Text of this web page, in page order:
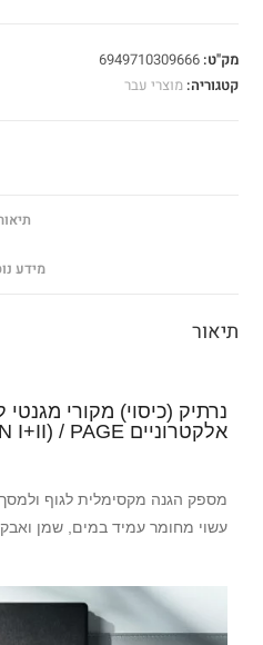
מק"ט:6949710309666
קטגוריה:מוצרי עבר
מידע
תיאור
נרתיק (כיסוי) מקורי
אלקטרוניים BOOX GO 7 (GEN I+II) / PAGE
מספק הגנה מקסימלית לגוף
עשוי מחומר עמיד במים, שמן ואבק